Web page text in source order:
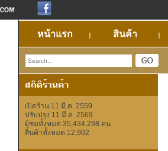
หน้าแรก สินค้า
เปิดร้าน 11 มี.ค. 2559
ปรับปรุง 11 มี.ค. 2569
ผู้ชมทั้งหมด 35,434,298 คน
สินค้าทั้งหมด 12,902